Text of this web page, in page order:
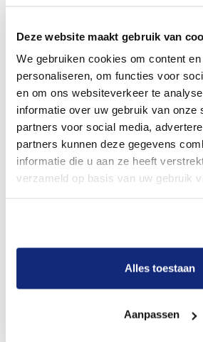
Deze website maakt gebruik van
We gebruiken cookies om content
personaliseren, om functies voor
en om ons websiteverkeer te
informatie over uw gebruik van onze
partners voor social media,
partners kunnen deze gegevens
informatie die u aan ze heeft
verzameld op basis van uw gebruik
Alles toestaan
Aanpassen
Bekijk tarieven voor crematie
Een betere uitvaart ervaring